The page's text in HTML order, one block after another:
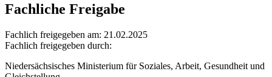
Fachliche Freigabe
Fachlich freigegeben am: 21.02.2025
Fachlich freigegeben durch:
Niedersächsisches Ministerium für Soziales, Arbeit, Gesundheit und